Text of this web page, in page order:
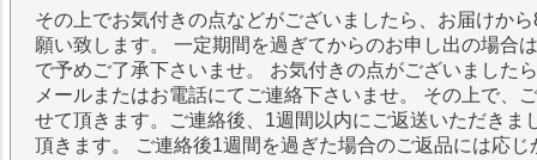
その上でお気付きの点などがございましたら、お届けか
願い致します。 一定期間を過ぎてからのお申し出の場合
で予めご了承下さいませ。 お気付きの点がございました
メールまたはお電話にてご連絡下さいませ。 その上で、
せて頂きます。ご連絡後、1週間以内にご返送いただきま
頂きます。 ご連絡後1週間を過ぎた場合のご返品には応